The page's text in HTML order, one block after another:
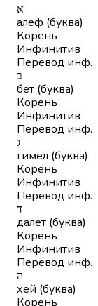
א
алеф (буква)
Корень
Инфинитив
Перевод инф.
ב
бет (буква)
Корень
Инфинитив
Перевод инф.
ג
гимел (буква)
Корень
Инфинитив
Перевод инф.
ד
далет (буква)
Корень
Инфинитив
Перевод инф.
ה
хей (буква)
Корень